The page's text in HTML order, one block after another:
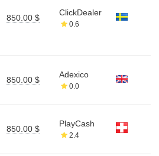
850.00 $
ClickDealer
0.6
850.00 $
Adexico
0.0
850.00 $
PlayCash
2.4